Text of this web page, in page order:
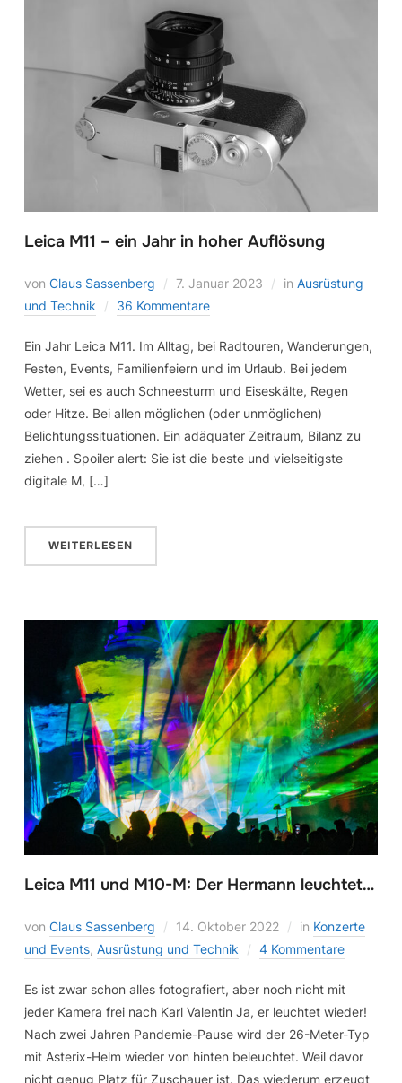
Leica M11 – ein Jahr in hoher Auflösung
von Claus Sassenberg 7. Januar 2023 in Ausrüstung
und Technik
36 Kommentare
Ein Jahr Leica M11. Im Alltag, bei Radtouren, Wanderungen,
Festen, Events, Familienfeiern und im Urlaub. Bei jedem
Wetter, sei es auch Schneesturm und Eiseskälte, Regen
oder Hitze. Bei allen möglichen (oder unmöglichen)
Belichtungssituationen. Ein adäquater Zeitraum, Bilanz zu
ziehen . Spoiler alert: Sie ist die beste und vielseitigste
digitale M, […]
WEITERLESEN
Leica M11 und M10-M: Der Hermann leuchtet…
von Claus Sassenberg 14. Oktober 2022 in Konzerte
und Events, Ausrüstung und Technik 4 Kommentare
Es ist zwar schon alles fotografiert, aber noch nicht mit
jeder Kamera frei nach Karl Valentin Ja, er leuchtet wieder!
Nach zwei Jahren Pandemie-Pause wird der 26-Meter-Typ
mit Asterix-Helm wieder von hinten beleuchtet. Weil davor
nicht genug Platz für Zuschauer ist. Das wiederum erzeugt